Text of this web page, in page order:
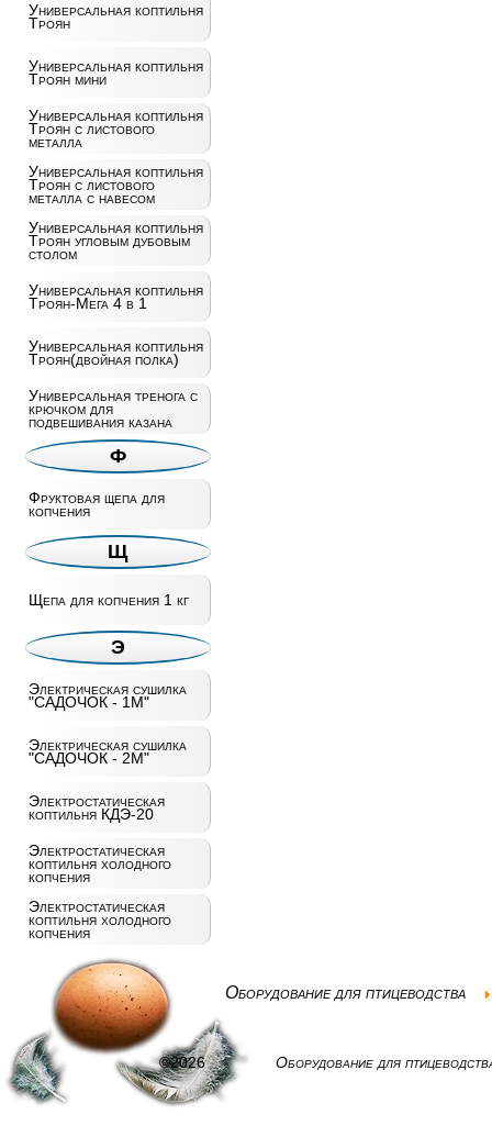
Универсальная коптильня
Троян
Универсальная коптильня
Троян мини
Универсальная коптильня
Троян с листового
металла
Универсальная коптильня
Троян с листового
металла с навесом
Универсальная коптильня
Троян угловым дубовым
столом
Универсальная коптильня
Троян-Мега 4 в 1
Универсальная коптильня
Троян(двойная полка)
Универсальная тренога с
крючком для
подвешивания казана
Ф
Фруктовая щепа для
копчения
Щ
Щепа для копчения 1 кг
Э
Электрическая сушилка
"САДОЧОК - 1М"
Электрическая сушилка
"САДОЧОК - 2М"
Электростатическая
коптильня КДЭ-20
Электростатическая
коптильня холодного
копчения
Электростатическая
коптильня холодного
копчения
Оборудование для птицеводства
©2026 Оборудование для